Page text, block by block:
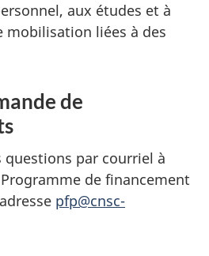
aux études et à
mobilisation liées à des
de
questions par courriel à
de financement
pfp@cnsc-